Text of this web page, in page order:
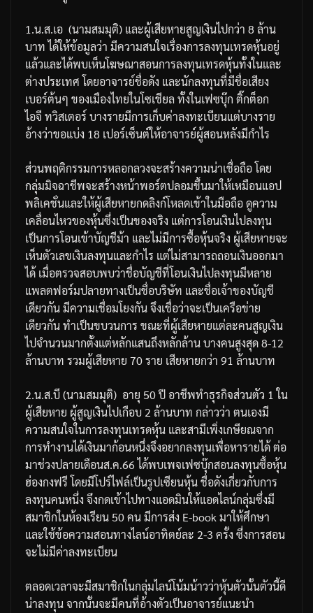
1.น.ส.เอ (นามสมมุติ) และผู้เสียหายสูญเงินไปกว่า 8ล้าน
บาท ได้ให้ข้อมูลว่า มีความสนใจเรื่องการลงทุนเทรดหุ้นอยู่
แล้วและได้พบเห็นโฆษณาสอนการลงทุนเทรดหุ้นทั้งในและ
ต่างประเทศ โดยอาจารย์ชื่อดัง และนักลงทุนที่มีชื่อเสียง
เบอร์ต้นๆ ของเมืองไทยในโซเชียล ทั้งในเฟซบุ๊ก ติ๊กต็อก
ไอจี ทวิสเตอร์ บางรายมีการเก็บค่าลงทะเบียนแต่บางราย
อ้างว่าขอแบ่ง 18 เปอร์เซ็นต์ให้อาจารย์ผู้สอนหลังมีกำไร
ส่วนพฤติกรรมการหลอกลวงจะสร้างความน่าเชื่อถือโดย
กลุ่มมิจฉาชีพจะสร้างหน้าพอร์ตปลอมขึ้นมาให้เหมือนแอป
พลิเคชั่นและให้ผู้เสียหายกดลิงก์โหลดเข้าในมือถือดูความ
เคลื่อนไหวของหุ้นซึ่งเป็นของจริง แต่การโอนเงินไปลงทุน
เป็นการโอนเข้าบัญชีม้า และไม่มีการซื้อหุ้นจริง ผู้เสียหายจะ
เห็นตัวเลขเงินลงทุนและกำไร แต่ไม่สามารถถอนเงินออกมา
ได้ เมื่อตรวจสอบพบว่าชื่อบัญชีที่โอนเงินไปลงทุนมีหลาย
แพลตฟอร์มปลายทางเป็นชื่อบริษัท และชื่อเจ้าของบัญชี
เดียวกันมีความเชื่อมโยงกันจึงเชื่อว่าจะเป็นเครือข่าย
เดียวกันทำเป็นขบวนการ ขณะที่ผู้เสียหายแต่ละคนสูญเงิน
ไปจำนวนมากตั้งแต่หลักแสนถึงหลักล้านบางคนสูงสุด8-12
ล้านบาท รวมผู้เสียหาย 70ราย เสียหายกว่า 91 ล้านบาท
2.น.ส.บี(นามสมมุติ) อายุ 50ปีอาชีพทำธุรกิจส่วนตัว 1ใน
ผู้เสียหาย ผู้สูญเงินไปเกือบ 2 ล้านบาท กล่าวว่า ตนเองมี
ความสนใจในการลงทุนเทรดหุ้น และสามีเพิ่งเกษียณจาก
การทำงานได้เงินมาก้อนหนึ่งจึงอยากลงทุนเพื่อหารายได้ต่อ
มาช่วงปลายเดือนส.ค.66ได้พบเพจเฟซบุ๊กสอนลงทุนซื้อหุ้น
ฮ่องกงฟรี โดยมีโปร์ไฟล์เป็นรูปเซียนหุ้นชื่อดังเกี่ยวกับการ
ลงทุนคนหนึ่ง จึงกดเข้าไปทางแอดมินให้แอดไลน์กลุ่มซึ่งมี
สมาชิกในห้องเรียน 50คนมีการส่ง E-book มาให้ศึกษา
และใช้ข้อความสอนทางไลน์อาทิตย์ละ 2-3 ครั้ง ซึ่งการสอน
จะไม่มีค่าลงทะเบียน
ตลอดเวลาจะมีสมาชิกในกลุ่มไลน์โน้มน้าวว่าหุ้นตัวนั้นตัวนี้ดี
น่าลงทุนจากนั้นจะมีคนที่อ้างตัวเป็นอาจารย์แนะนำ